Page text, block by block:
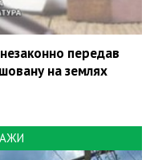
передав
на землях